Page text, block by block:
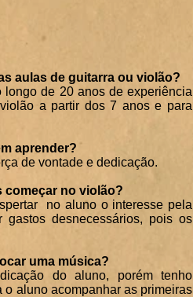
aulas de guitarra ou violão?
longo de 20 anos de experiência
a partir dos 7 anos e para
aprender?
de vontade e dedicação.
começar no violão?
no aluno o interesse pela
desnecessários, pois os
uma música?
do aluno, porém tenho
aluno acompanhar as primeiras